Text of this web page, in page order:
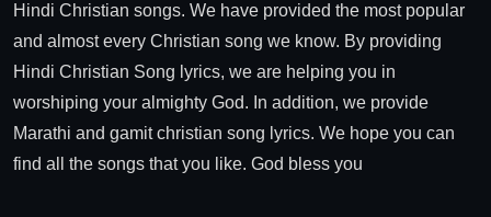
Hindi Christian songs. We have provided the most popular
and almost every Christian song we know. By providing
Hindi Christian Song lyrics, we are helping you in
worshiping your almighty God. In addition, we provide
Marathi and gamit christian song lyrics. We hope you can
find all the songs that you like. God bless you